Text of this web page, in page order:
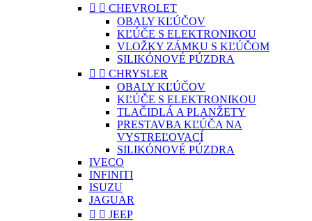
  CHEVROLET
OBALY KĽÚČOV
KĽÚČE S ELEKTRONIKOU
VLOŽKY ZÁMKU S KĽÚČOM
SILIKÓNOVÉ PÚZDRA
  CHRYSLER
OBALY KĽÚČOV
KĽÚČE S ELEKTRONIKOU
TLAČIDLÁ A PLANŽETY
PRESTAVBA KĽÚČA NA
VYSTREĽOVACÍ
SILIKÓNOVÉ PÚZDRA
IVECO
INFINITI
ISUZU
JAGUAR
  JEEP